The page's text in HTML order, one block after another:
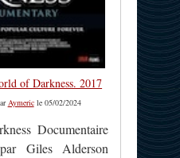
of Darkness. 2017
Aymericle 05/02/2024
Documentaire
Giles Alderson